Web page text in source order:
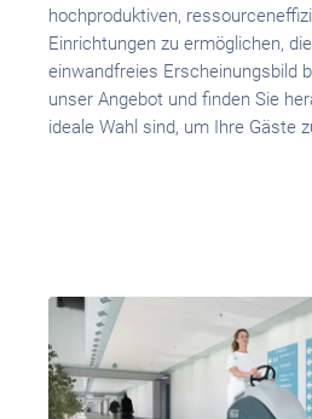
hochproduktiven,
Einrichtungen zu ermöglichen,
einwandfreies Erscheinungsbild
unser Angebot und finden Sie
ideale Wahl sind, um Ihre Gäste